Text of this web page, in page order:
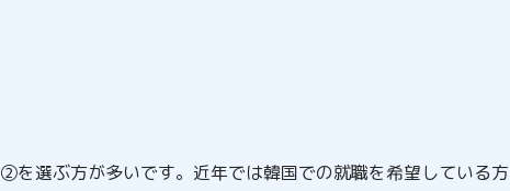
選ぶ方が多いです。近年では韓国での就職を希望している方